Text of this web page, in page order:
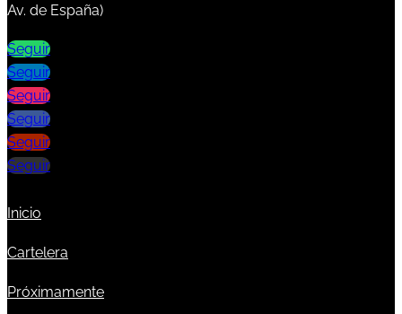
Av. de España)
Seguir
Seguir
Seguir
Seguir
Seguir
Seguir
Inicio
Cartelera
Próximamente